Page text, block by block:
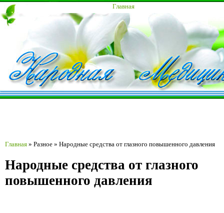
Главная
Главная » Разное » Народные средства от глазного повышенного давления
Народные средства от глазного
повышенного давления